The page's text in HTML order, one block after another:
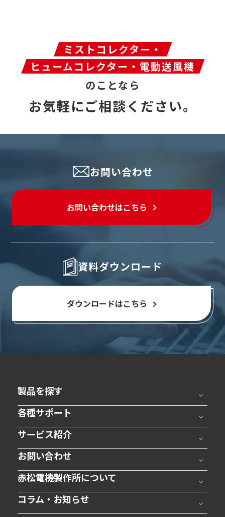
ミストコレクター・
ヒュームコレクター・電動送風機
のことなら
お気軽にご相談ください。
資料ダウンロード
ダウンロードはこちら
お問い合わせ
お問い合わせはこちら
製品を探す
各種サポート
サービス紹介
お問い合わせ
赤松電機製作所について
コラム・お知らせ